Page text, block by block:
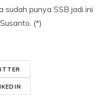
sudah punya SSB jadi ini
(*)